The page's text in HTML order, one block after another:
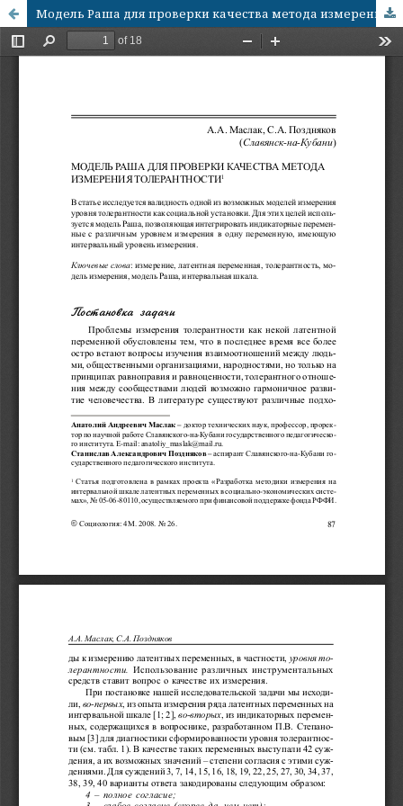
Модель Раша для проверки качества метода измерения толерантности